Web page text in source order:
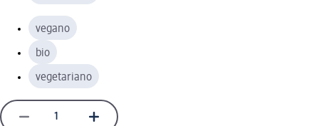
vegano
bio
vegetariano